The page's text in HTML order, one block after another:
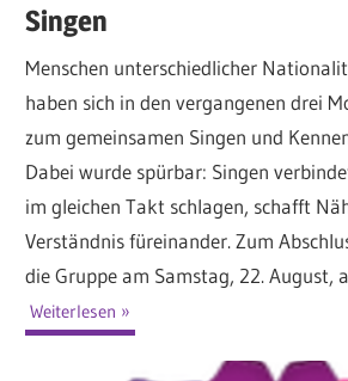
Singen
Menschen unterschiedlicher
haben sich in den vergangenen drei
zum gemeinsamen Singen und
Dabei wurde spürbar: Singen
im gleichen Takt schlagen, schafft
Verständnis füreinander. Zum
die Gruppe am Samstag, 22. August,
Weiterlesen